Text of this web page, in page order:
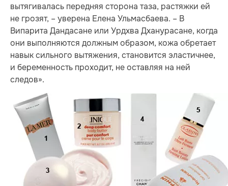
вытягивалась передняя сторона таза, растяжки ей
не грозят, – уверена Елена Ульмасбаева. – В
Випарита Дандасане или Урдхва Дханурасане, когда
они выполняются должным образом, кожа обретает
навык сильного вытяжения, становится эластичнее,
и беременность проходит, не оставляя на ней
следов».